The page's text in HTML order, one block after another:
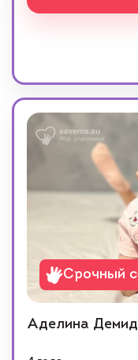
Срочный
Аделина